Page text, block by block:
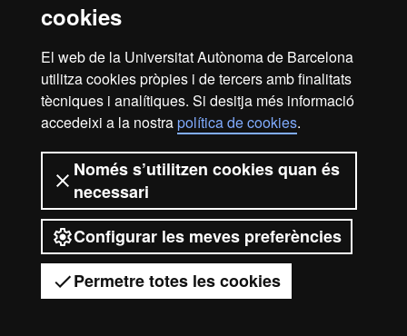
cookies
El web de la Universitat Autònoma de Barcelona
utilitza cookies pròpies i de tercers amb finalitats
tècniques i analítiques. Si desitja més informació
accedeixi a la nostrapolítica de cookies.
Només s’utilitzen cookies quan és
necessari
Configurar les meves preferències
Permetre totes les cookies
Contacte
alumni@uab.cat
93 586 81 03
Plaça Cívica, Local P1
08193 Bellaterra
Cerdanyola del Vallès
Horari d’atenció
Dilluns a dijous de 10h a 14h- 15h a 17h
Divendres 10h a 14h (hores a convenir)
Reconeixement internacional de l'excel·lència